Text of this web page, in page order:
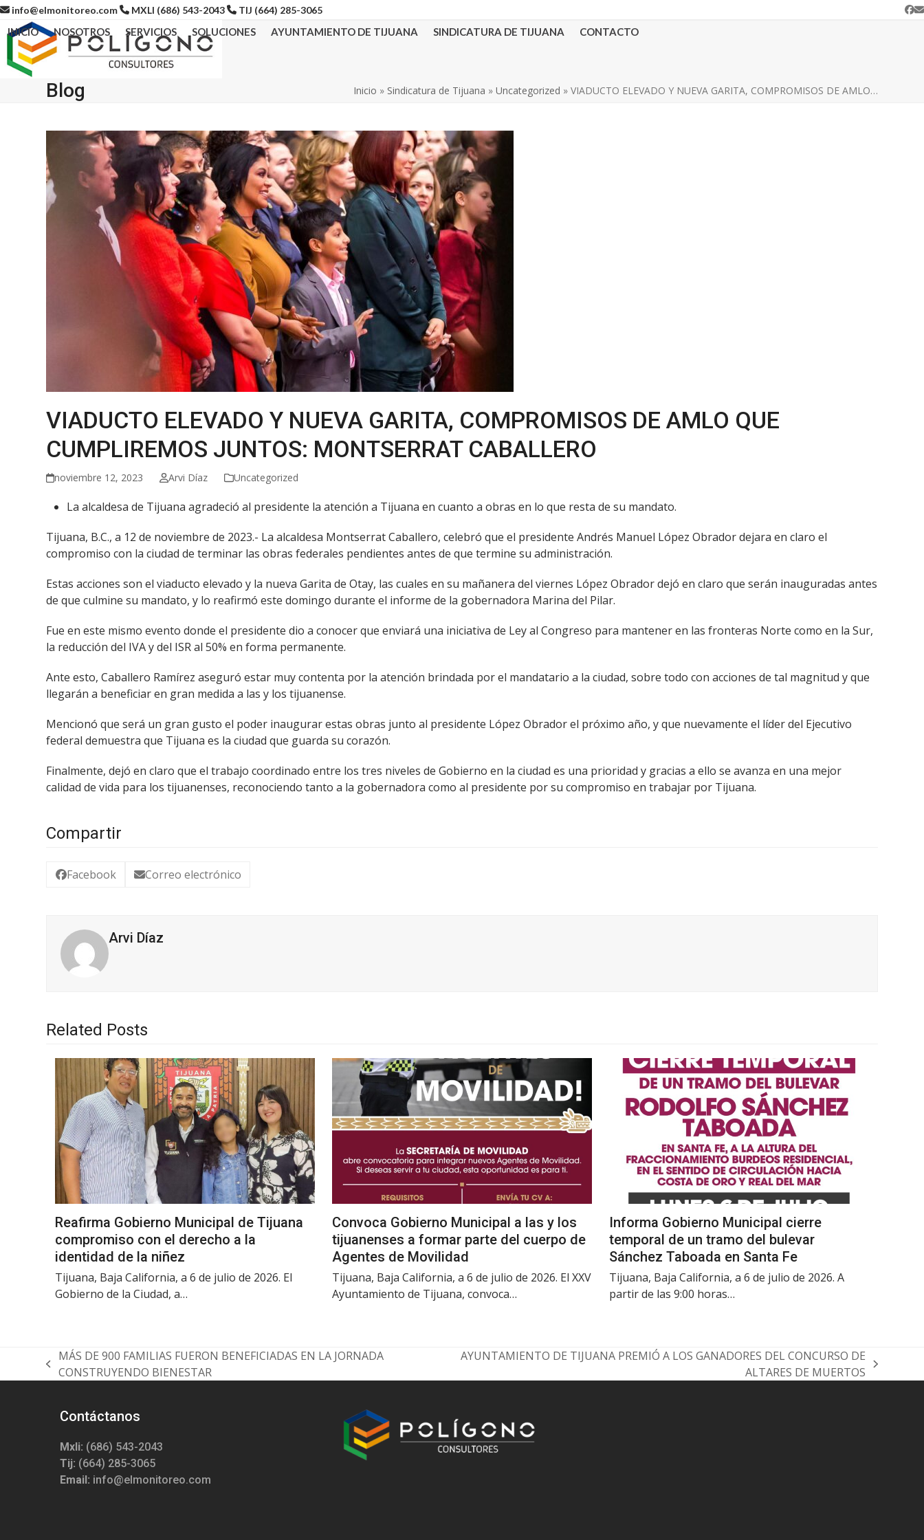
Skip
content
info@elmonitoreo.com MXLI (686) 543-2043 TIJ (664) 285-3065
INICIO NOSOTROS SERVICIOS SOLUCIONES AYUNTAMIENTO DE TIJUANA SINDICATURA DE TIJUANA CONTACTO
Blog Inicio » Sindicatura de Tijuana » Uncategorized » VIADUCTO ELEVADO Y NUEVA GARITA, COMPROMISOS DE AMLO…
VIADUCTO ELEVADO Y NUEVA GARITA, COMPROMISOS DE AMLO QUE
CUMPLIREMOS JUNTOS: MONTSERRAT CABALLERO
noviembre 12, 2023 Arvi Díaz Uncategorized
La alcaldesa de Tijuana agradeció al presidente la atención a Tijuana en cuanto a obras en lo que resta de su mandato.
Tijuana, B.C., a 12 de noviembre de 2023.- La alcaldesa Montserrat Caballero, celebró que el presidente Andrés Manuel López Obrador dejara en claro el
compromiso con la ciudad de terminar las obras federales pendientes antes de que termine su administración.
Estas acciones son el viaducto elevado y la nueva Garita de Otay, las cuales en su mañanera del viernes López Obrador dejó en claro que serán inauguradas antes
de que culmine su mandato, y lo reafirmó este domingo durante el informe de la gobernadora Marina del Pilar.
Fue en este mismo evento donde el presidente dio a conocer que enviará una iniciativa de Ley al Congreso para mantener en las fronteras Norte como en la Sur,
la reducción del IVA y del ISR al 50% en forma permanente.
Ante esto, Caballero Ramírez aseguró estar muy contenta por la atención brindada por el mandatario a la ciudad, sobre todo con acciones de tal magnitud y que
llegarán a beneficiar en gran medida a las y los tijuanense.
Mencionó que será un gran gusto el poder inaugurar estas obras junto al presidente López Obrador el próximo año, y que nuevamente el líder del Ejecutivo
federal demuestra que Tijuana es la ciudad que guarda su corazón.
Finalmente, dejó en claro que el trabajo coordinado entre los tres niveles de Gobierno en la ciudad es una prioridad y gracias a ello se avanza en una mejor
calidad de vida para los tijuanenses, reconociendo tanto a la gobernadora como al presidente por su compromiso en trabajar por Tijuana.
Compartir
Facebook Correo electrónico
Arvi Díaz
Related Posts
Reafirma Gobierno Municipal de Tijuana
compromiso con el derecho a la
identidad de la niñez
Tijuana, Baja California, a 6 de julio de 2026. El
Gobierno de la Ciudad, a…
Convoca Gobierno Municipal a las y los
tijuanenses a formar parte del cuerpo de
Agentes de Movilidad
Tijuana, Baja California, a 6 de julio de 2026. El XXV
Ayuntamiento de Tijuana, convoca…
Informa Gobierno Municipal cierre
temporal de un tramo del bulevar
Sánchez Taboada en Santa Fe
Tijuana, Baja California, a 6 de julio de 2026. A
partir de las 9:00 horas…
previous
MÁS DE 900 FAMILIAS FUERON BENEFICIADAS EN LA JORNADA
CONSTRUYENDO BIENESTAR
AYUNTAMIENTO DE TIJUANA PREMIÓ A LOS GANADORES DEL CONCURSO DE
ALTARES DE MUERTOS
Contáctanos
Mxli: (686) 543-2043
Tij: (664) 285-3065
Email: info@elmonitoreo.com